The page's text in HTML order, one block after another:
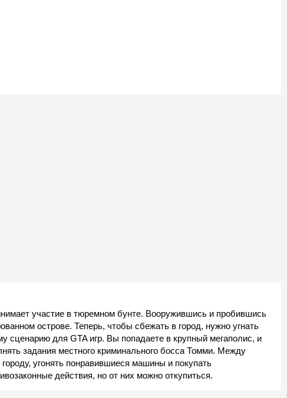
участие в тюремном бунте. Вооружившись и пробившись
острове. Теперь, чтобы сбежать в город, нужно угнать
сценарию для GTA игр. Вы попадаете в крупный мегаполис, и
задания местного криминального босса Томми. Между
угонять понравившиеся машины и покупать
действия, но от них можно откупиться.